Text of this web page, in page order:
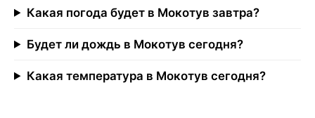
Какая погода будет в Мокотув завтра?
Будет ли дождь в Мокотув сегодня?
Какая температура в Мокотув сегодня?